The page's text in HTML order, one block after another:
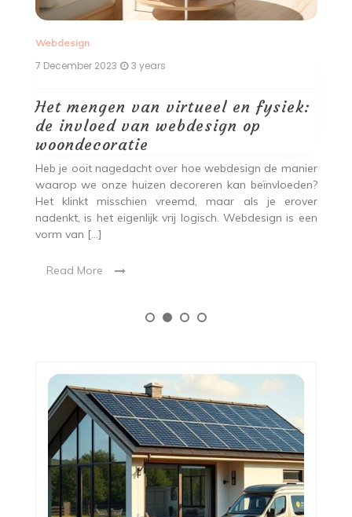
Webdesign
7 December 2023 3 years
Het mengen van virtueel en fysiek:
de invloed van webdesign op
woondecoratie
Heb je ooit nagedacht over hoe webdesign de manier
waarop we onze huizen decoreren kan beïnvloeden?
Het klinkt misschien vreemd, maar als je erover
nadenkt, is het eigenlijk vrij logisch. Webdesign is een
vorm van […]
Read More